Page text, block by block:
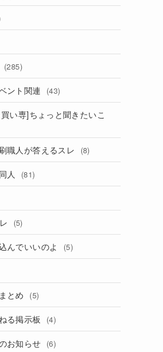
(285)
ント関連 (43)
い専]ちょっと聞きたいこ
職人が答えるスレ (8)
人 (81)
(5)
んでいいのよ (5)
とめ (5)
る掲示板 (4)
お知らせ (6)